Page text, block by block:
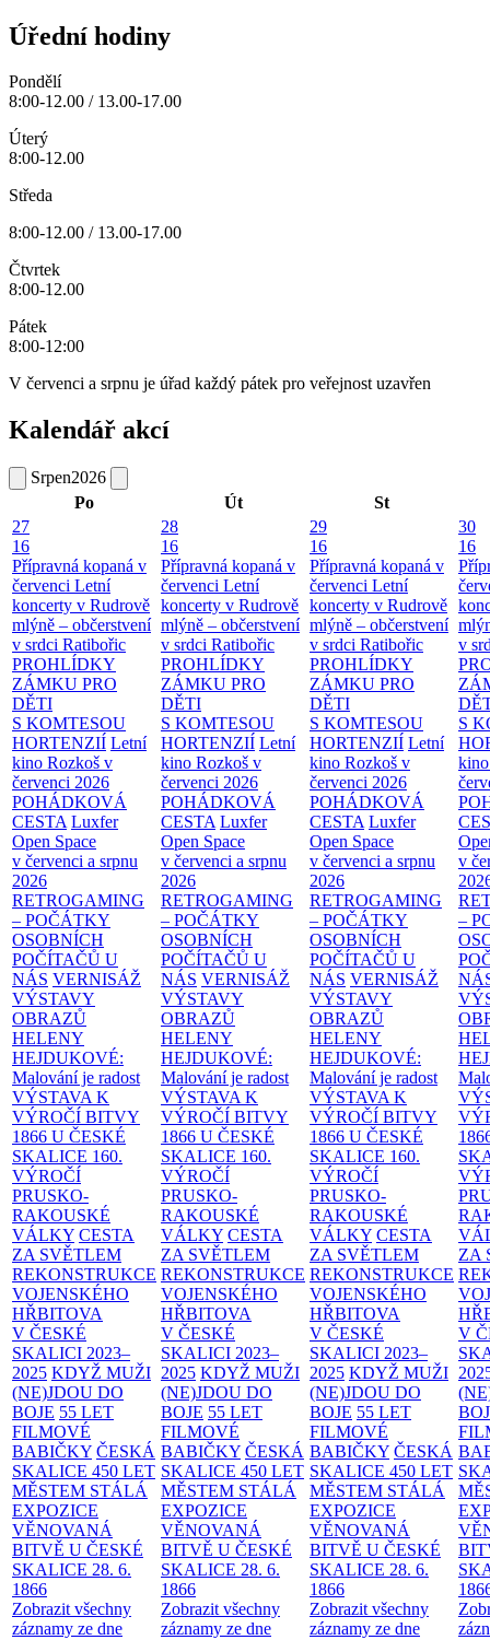
Úřední hodiny
Pondělí
8:00-12.00 / 13.00-17.00
Úterý
8:00-12.00
Středa
8:00-12.00 / 13.00-17.00
Čtvrtek
8:00-12.00
Pátek
8:00-12:00
V červenci a srpnu je úřad každý pátek pro veřejnost uzavřen
Kalendář akcí
Srpen2026
Po
Út
St
27
16
Přípravná kopaná v
červenci Letní
koncerty v Rudrově
mlýně – občerstvení
v srdci Ratibořic
PROHLÍDKY
ZÁMKU PRO
DĚTI
S KOMTESOU
HORTENZIÍ Letní
kino Rozkoš v
červenci 2026
POHÁDKOVÁ
CESTA Luxfer
Open Space
v červenci a srpnu
2026
RETROGAMING
– POČÁTKY
OSOBNÍCH
POČÍTAČŮ U
NÁS VERNISÁŽ
VÝSTAVY
OBRAZŮ
HELENY
HEJDUKOVÉ:
Malování je radost
VÝSTAVA K
VÝROČÍ BITVY
1866 U ČESKÉ
SKALICE 160.
VÝROČÍ
PRUSKO-
RAKOUSKÉ
VÁLKY CESTA
ZA SVĚTLEM
REKONSTRUKCE
VOJENSKÉHO
HŘBITOVA
V ČESKÉ
SKALICI 2023–
2025 KDYŽ MUŽI
(NE)JDOU DO
BOJE 55 LET
FILMOVÉ
BABIČKY ČESKÁ
SKALICE 450 LET
MĚSTEM STÁLÁ
EXPOZICE
VĚNOVANÁ
BITVĚ U ČESKÉ
SKALICE 28. 6.
1866
Zobrazit všechny
záznamy ze dne
28
16
Přípravná kopaná v
červenci Letní
koncerty v Rudrově
mlýně – občerstvení
v srdci Ratibořic
PROHLÍDKY
ZÁMKU PRO
DĚTI
S KOMTESOU
HORTENZIÍ Letní
kino Rozkoš v
červenci 2026
POHÁDKOVÁ
CESTA Luxfer
Open Space
v červenci a srpnu
2026
RETROGAMING
– POČÁTKY
OSOBNÍCH
POČÍTAČŮ U
NÁS VERNISÁŽ
VÝSTAVY
OBRAZŮ
HELENY
HEJDUKOVÉ:
Malování je radost
VÝSTAVA K
VÝROČÍ BITVY
1866 U ČESKÉ
SKALICE 160.
VÝROČÍ
PRUSKO-
RAKOUSKÉ
VÁLKY CESTA
ZA SVĚTLEM
REKONSTRUKCE
VOJENSKÉHO
HŘBITOVA
V ČESKÉ
SKALICI 2023–
2025 KDYŽ MUŽI
(NE)JDOU DO
BOJE 55 LET
FILMOVÉ
BABIČKY ČESKÁ
SKALICE 450 LET
MĚSTEM STÁLÁ
EXPOZICE
VĚNOVANÁ
BITVĚ U ČESKÉ
SKALICE 28. 6.
1866
Zobrazit všechny
záznamy ze dne
29
16
Přípravná kopaná v
červenci Letní
koncerty v Rudrově
mlýně – občerstvení
v srdci Ratibořic
PROHLÍDKY
ZÁMKU PRO
DĚTI
S KOMTESOU
HORTENZIÍ Letní
kino Rozkoš v
červenci 2026
POHÁDKOVÁ
CESTA Luxfer
Open Space
v červenci a srpnu
2026
RETROGAMING
– POČÁTKY
OSOBNÍCH
POČÍTAČŮ U
NÁS VERNISÁŽ
VÝSTAVY
OBRAZŮ
HELENY
HEJDUKOVÉ:
Malování je radost
VÝSTAVA K
VÝROČÍ BITVY
1866 U ČESKÉ
SKALICE 160.
VÝROČÍ
PRUSKO-
RAKOUSKÉ
VÁLKY CESTA
ZA SVĚTLEM
REKONSTRUKCE
VOJENSKÉHO
HŘBITOVA
V ČESKÉ
SKALICI 2023–
2025 KDYŽ MUŽI
(NE)JDOU DO
BOJE 55 LET
FILMOVÉ
BABIČKY ČESKÁ
SKALICE 450 LET
MĚSTEM STÁLÁ
EXPOZICE
VĚNOVANÁ
BITVĚ U ČESKÉ
SKALICE 28. 6.
1866
Zobrazit všechny
záznamy ze dne
30
16
v
S
v
–
ZA
V